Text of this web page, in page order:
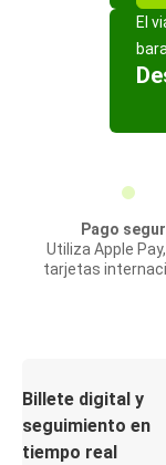
El
Pago
Utiliza Apple
tarjetas
Billete digital y
seguimiento en
tiempo real